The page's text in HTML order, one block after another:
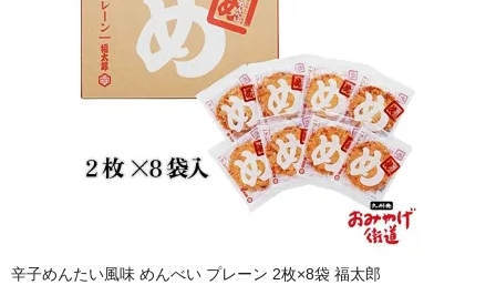
辛子めんたい風味 めんべい プレーン 2枚×8袋 福太郎